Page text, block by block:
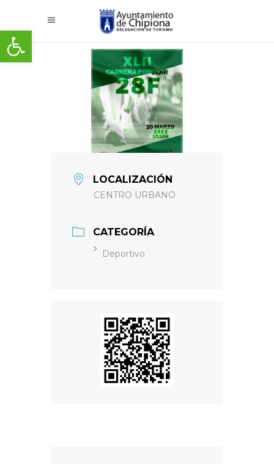
Abrir barra de herramientas
LOCALIZACIÓN
CENTRO URBANO
CATEGORÍA
Deportivo